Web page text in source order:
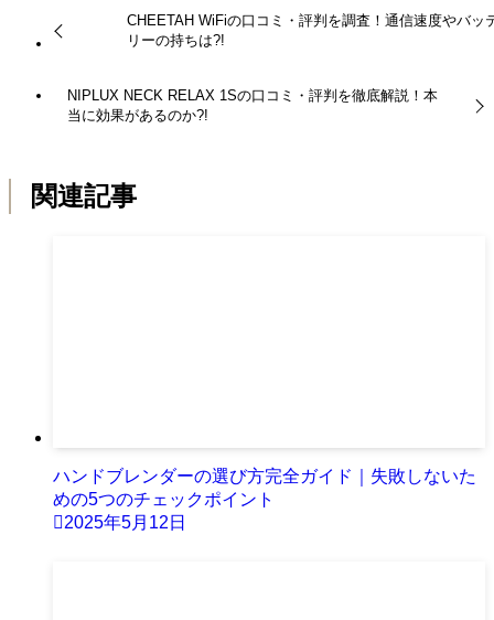
CHEETAH WiFiの口コミ・評判を調査！通信速度やバッ
リーの持ちは?!
NIPLUX NECK RELAX 1Sの口コミ・評判を徹底解説！本
当に効果があるのか?!
関連記事
ハンドブレンダーの選び方完全ガイド｜失敗しないた
めの5つのチェックポイント
2025年5月12日